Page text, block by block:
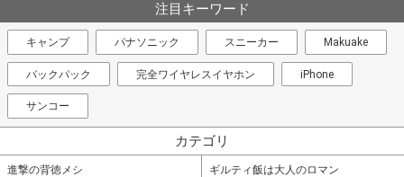
注目キーワード
キャンプ パナソニック スニーカー Makuake
バックパック 完全ワイヤレスイヤホン iPhone
サンコー
カテゴリ
進撃の背徳メシ ギルティ飯は大人のロマン